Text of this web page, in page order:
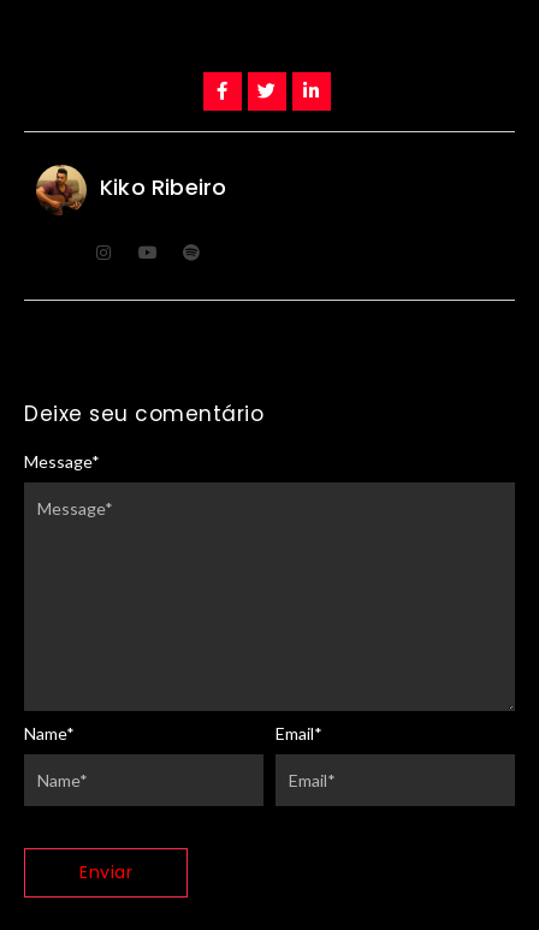
Kiko Ribeiro
Deixe seu comentário
Message*
Name* Email*